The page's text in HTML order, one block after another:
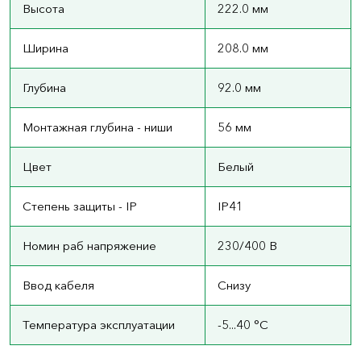
Высота 222.0 мм
Ширина 208.0 мм
Глубина 92.0 мм
Монтажная глубина - ниши 56 мм
Цвет Белый
Степень защиты - IP IP41
Номин раб напряжение 230/400 В
Ввод кабеля Снизу
Температура эксплуатации -5...40 °C